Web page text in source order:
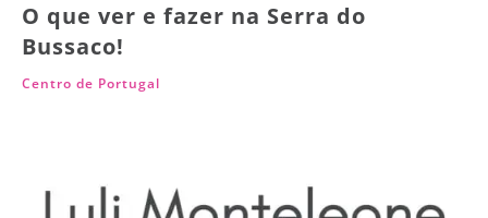
O que ver e fazer na Serra do
Bussaco!
Centro de Portugal